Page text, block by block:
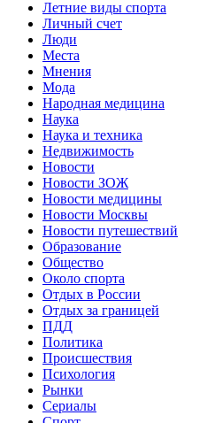
Летние виды спорта
Личный счет
Люди
Места
Мнения
Мода
Народная медицина
Наука
Наука и техника
Недвижимость
Новости
Новости ЗОЖ
Новости медицины
Новости Москвы
Новости путешествий
Образование
Общество
Около спорта
Отдых в России
Отдых за границей
ПДД
Политика
Происшествия
Психология
Рынки
Сериалы